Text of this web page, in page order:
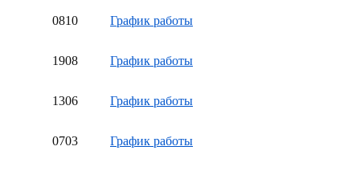
0810 График работы
1908 График работы
1306 График работы
0703 График работы